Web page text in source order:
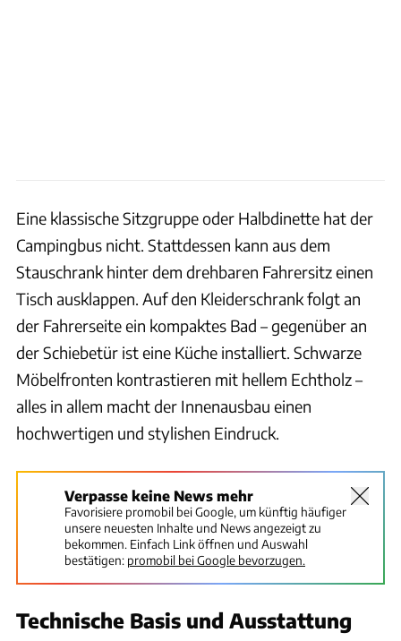
Eine klassische Sitzgruppe oder Halbdinette hat der
Campingbus nicht. Stattdessen kann aus dem
Stauschrank hinter dem drehbaren Fahrersitz einen
Tisch ausklappen. Auf den Kleiderschrank folgt an
der Fahrerseite ein kompaktes Bad – gegenüber an
der Schiebetür ist eine Küche installiert. Schwarze
Möbelfronten kontrastieren mit hellem Echtholz –
alles in allem macht der Innenausbau einen
hochwertigen und stylishen Eindruck.
Verpasse keine News mehr
Favorisiere promobil bei Google, um künftig häufiger
unsere neuesten Inhalte und News angezeigt zu
bekommen. Einfach Link öffnen und Auswahl
bestätigen: promobil bei Google bevorzugen.
Technische Basis und Ausstattung